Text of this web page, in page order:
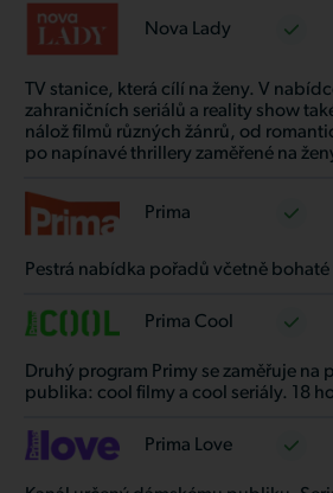
Nova Lady
TV stanice, která cílí na ženy. V
zahraničních seriálů a reality show
nálož filmů různých žánrů, od
po napínavé thrillery zaměřené na
Prima
Pestrá nabídka pořadů včetně
Prima Cool
Druhý program Primy se zaměřuje na
publika: cool filmy a cool seriály. 18
Prima Love